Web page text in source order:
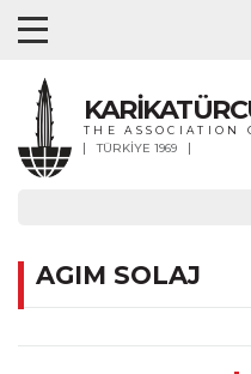
THE ASSOCIATION
TÜRKİYE 1969
AGIM SOLAJ